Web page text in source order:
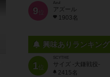
9位
Azul
アズール
1903名
興味ありランキング
1位
SCYTHE
サイズ -大鎌戦役-
2415名